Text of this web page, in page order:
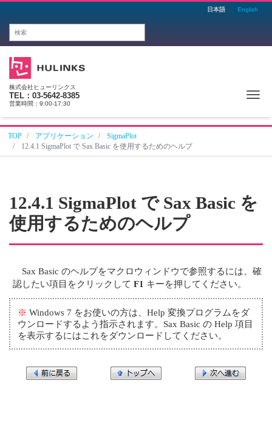
日本語 English
株式会社ヒューリンクス
TEL：03-5642-8385
営業時間：9:00-17:30
TOP アプリケーション
SigmaPlot
12.4.1 SigmaPlot で Sax Basic を使用するためのヘルプ
12.4.1 SigmaPlot で Sax Basic を
使用するためのヘルプ
Sax Basic のヘルプをマクロウィンドウで参照するには、確
認したい項目をクリックしてF1 キーを押してください。
※ Windows 7 をお使いの方は、Help 変換プログラムをダ
ウンロードするよう指示されます。Sax Basic の Help 項目
を表示するにはこれをダウンロードしてください。